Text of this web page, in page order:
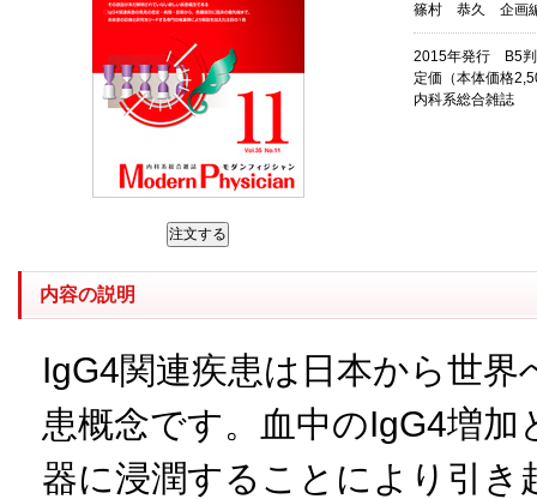
篠村 恭久 企画
2015年発行 B5
定価（本体価格
内科系総合雑誌
内容の説明
IgG4関連疾患は日本から世
患概念です。血中のIgG4増
器に浸潤することにより引